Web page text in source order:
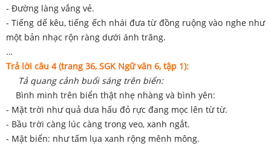
- Đường làng vắng vẻ.
- Tiếng dế kêu, tiếng ếch nhái đưa từ đồng ruộng vào nghe như
một bản nhạc rộn ràng dưới ánh trăng.
…
Trả lời câu 4 (trang 36, SGK Ngữ văn 6, tập 1):
Tả quang cảnh buổi sáng trên biển:
Bình minh trên biển thật nhẹ nhàng và bình yên:
- Mặt trời như quả dưa hấu đỏ rực đang mọc lên từ từ.
- Bầu trời càng lúc càng trong veo, xanh ngắt.
- Mặt biển: như tấm lụa xanh rộng mênh mông.